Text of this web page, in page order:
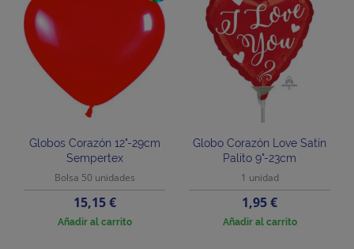
Globos Corazón 12"-29cm
Sempertex
Bolsa 50 unidades
Precio
15,15 €
Añadir al carrito
Globo Corazón Love Satín
Palito 9"-23cm
1 unidad
Precio
1,95 €
Añadir al carrito